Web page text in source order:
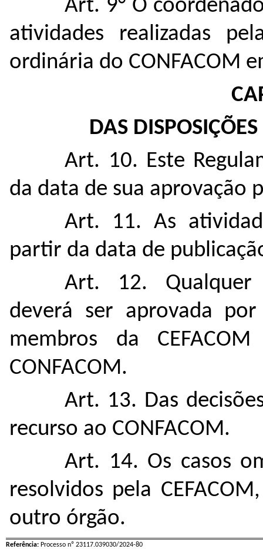
Art. 9° O
atividades realizadas
ordinária do CONFACOM
DAS
Art. 10. Este
da data de sua aprovação
Art. 11.As
partir da data de
Art. 12. Qualquer
deverá ser aprovada
membros da
CONFACOM.
Art. 13. Das
recurso ao CONFACOM.
Art. 14. Os casos
resolvidos pela
outro órgão.
Referência: Processo nº 23117.039030/2024-80